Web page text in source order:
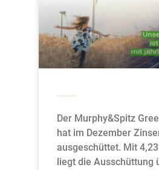
Der Murphy&Spitz
hat im Dezember
ausgeschüttet. Mit
liegt die Ausschüttung